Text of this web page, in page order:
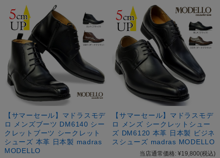
【サマーセール】マドラスモデ
ロ メンズブーツ DM6140 シー
クレットブーツ シークレット
シューズ 本革 日本製 madras
MODELLO
【サマーセール】マドラスモデ
ロ メンズ シークレットシュー
ズ DM6120 本革 日本製 ビジネ
スシューズ madras MODELLO
当店通常価格: ¥19,800(税込)